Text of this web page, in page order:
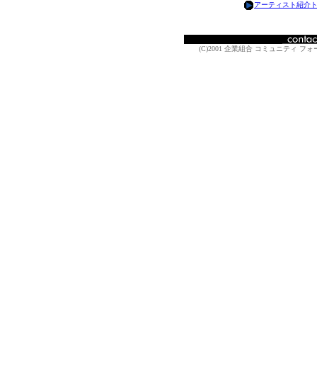
アーティスト紹介
(C)2001 企業組合 コミュニティ フ